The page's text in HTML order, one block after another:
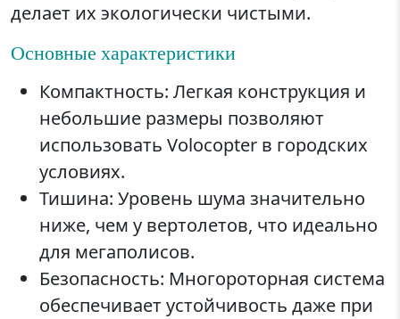
делает их экологически чистыми.
Основные характеристики
Компактность: Легкая конструкция и
небольшие размеры позволяют
использовать Volocopter в городских
условиях.
Тишина: Уровень шума значительно
ниже, чем у вертолетов, что идеально
для мегаполисов.
Безопасность: Многороторная система
обеспечивает устойчивость даже при